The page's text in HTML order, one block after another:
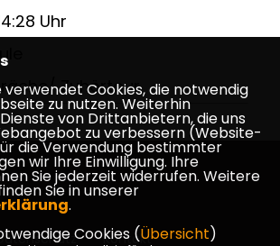
Uhr
Zuhörtour
Kontakt
verwendet Cookies, die notwendig
zu nutzen. Weiterhin
von Drittanbietern, die uns
zu verbessern (Website-
die Verwendung bestimmter
wir Ihre Einwilligung. Ihre
Sie jederzeit widerrufen. Weitere
Sie in unserer
.
Cookies (Übersicht)